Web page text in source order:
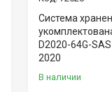
Система
D2020-64G-
2020
В наличии